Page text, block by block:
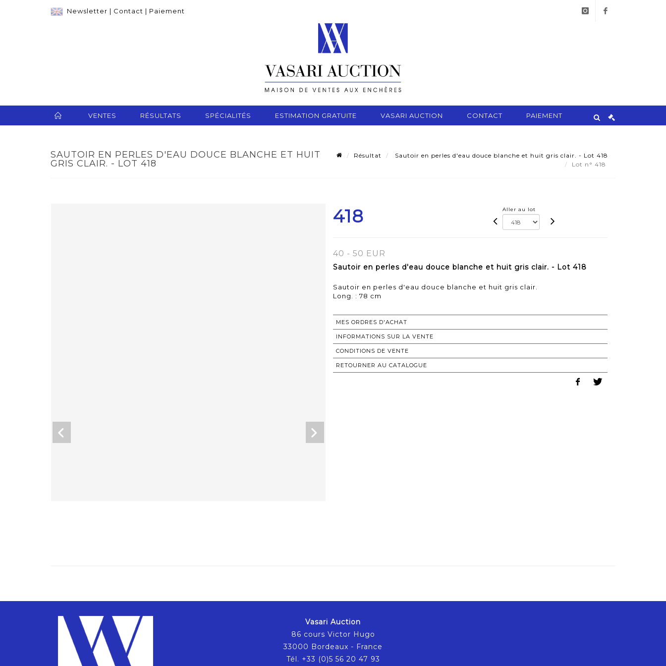
Newsletter | Contact | Paiement
VENTES RÉSULTATS SPÉCIALITÉS ESTIMATION GRATUITE VASARI AUCTION CONTACT PAIEMENT
SAUTOIR EN PERLES D'EAU DOUCE BLANCHE ET HUIT
GRIS CLAIR. - LOT 418
Résultat
Sautoir en perles d'eau douce blanche et huit gris clair. - Lot 418
Lot n° 418
418 Aller au lot
40 - 50 EUR
Sautoir en perles d'eau douce blanche et huit gris clair. - Lot 418
Sautoir en perles d'eau douce blanche et huit gris clair.
Long. : 78 cm
MES ORDRES D'ACHAT
INFORMATIONS SUR LA VENTE
CONDITIONS DE VENTE
RETOURNER AU CATALOGUE
Vasari Auction
86 cours Victor Hugo
33000 Bordeaux - France
Tél. +33 (0)5 56 20 47 93